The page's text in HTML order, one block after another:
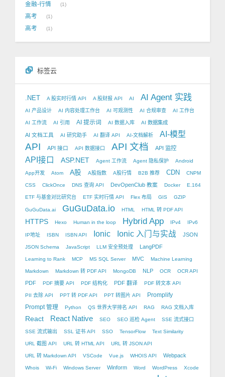
金融-行情 1
高考 1
高考 1
标签云
.NET A 股实时行情 API A 股财报 API AI AI Agent 实践
AI 产品设计 AI 内容处理工作台 AI 可观测性 AI 合规审查 AI 工作台
AI 工作流 AI 引用 AI 提示词 AI 数据入库 AI 数据集成
AI 文档工具 AI 研究助手 AI 翻译 API AI-文档解析 AI-模型
API API 接口 API 数据接口 API 文档 API 监控
API接口 ASP.NET Agent 工作流 Agent 隐私保护 Android
App开发 Atom A股 A股指数 A股行情 B2B 推荐 CDN CNPM
CSS ClickOnce DNS 查询 API DevOpenClub 教案 Docker E.164
ETF 与基金对比研究台 ETF 实时行情 API Flex 布局 GIS GZIP
GuGuData.ai GuGuData.io HTML HTML 转 PDF API
HTTPS Hexo Human in the loop Hybrid App IPv4 IPv6
IP地址 ISBN ISBN API Ionic Ionic 入门与实战 JSON
JSON Schema JavaScript LLM 安全预处理 LangPDF
Learning to Rank MCP MS SQL Server MVC Machine Learning
Markdown Markdown 转 PDF API MongoDB NLP OCR OCR API
PDF PDF 摘要 API PDF 结构化 PDF 翻译 PDF 转文本 API
PII 去除 API PPT 转 PDF API PPT 转图片 API
Promplify
Prompt 管理
Python QS 世界大学排名 API RAG RAG 文档入库
React React Native SEO SEO 巡检 Agent SSE 流式接口
SSE 流式输出 SSL 证书 API SSO TensorFlow Text Similarity
URL 截图 API URL 转 HTML API URL 转 JSON API
URL 转 Markdown API VSCode Vue.js WHOIS API Webpack
Whois Wi-Fi Windows Server Winform Word WordPress Xcode